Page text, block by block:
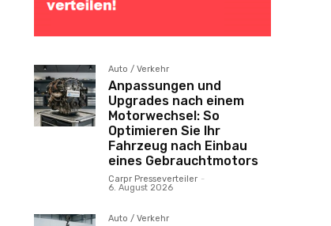
Auto / Verkehr
Anpassungen und
Upgrades nach einem
Motorwechsel: So
Optimieren Sie Ihr
Fahrzeug nach Einbau
eines Gebrauchtmotors
Carpr Presseverteiler -
6. August 2026
Auto / Verkehr